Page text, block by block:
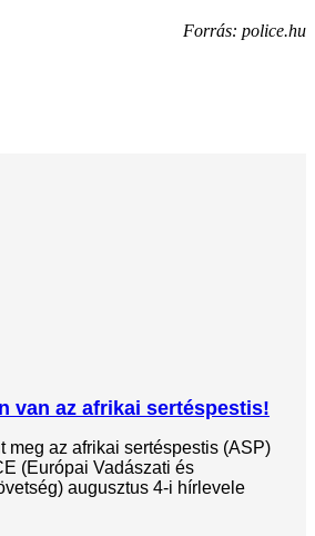
Forrás: police.hu
van az afrikai sertéspestis!
meg az afrikai sertéspestis (ASP)
(Európai Vadászati és
augusztus 4-i hírlevele